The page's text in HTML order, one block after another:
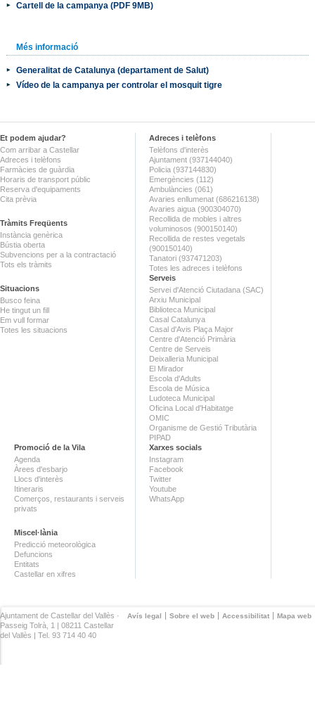
Cartell de la campanya (PDF 9MB)
Més informació
Generalitat de Catalunya (departament de Salut)
Vídeo de la campanya per controlar el mosquit tigre
Et podem ajudar?
Com arribar a Castellar
Adreces i telèfons
Farmàcies de guàrdia
Horaris de transport públic
Reserva d'equipaments
Cita prèvia
Tràmits Freqüents
Instància genèrica
Bústia oberta
Subvencions per a la contractació
Tots els tràmits
Situacions
Busco feina
He tingut un fill
Em vull formar
Totes les situacions
Adreces i telèfons
Telèfons d'interès
Ajuntament (937144040)
Policia (937144830)
Emergències (112)
Ambulàncies (061)
Avaries enllumenat (686216138)
Avaries aigua (900304070)
Recollida de mobles i altres
voluminosos (900150140)
Recollida de restes vegetals
(900150140)
Tanatori (937471203)
Totes les adreces i telèfons
Serveis
Servei d'Atenció Ciutadana (SAC)
Arxiu Municipal
Biblioteca Municipal
Casal Catalunya
Casal d'Avis Plaça Major
Centre d'Atenció Primària
Centre de Serveis
Deixalleria Municipal
El Mirador
Escola d'Adults
Escola de Música
Ludoteca Municipal
Oficina Local d'Habitatge
OMIC
Organisme de Gestió Tributària
PIPAD
Promoció de la Vila
Agenda
Àrees d'esbarjo
Llocs d'interès
Itineraris
Comerços, restaurants i serveis
privats
Miscel·lània
Predicció meteorològica
Defuncions
Entitats
Castellar en xifres
Xarxes socials
Instagram
Facebook
Twitter
Youtube
WhatsApp
Avís legal Sobre el web Accessibilitat Mapa web
Ajuntament de Castellar del Vallès ·
Passeig Tolrà, 1 | 08211 Castellar
del Vallès | Tel. 93 714 40 40